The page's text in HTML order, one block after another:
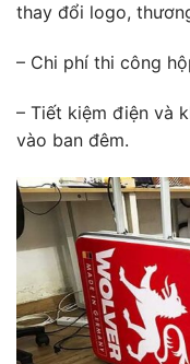
thay đổi logo,
– Chi phí thi công
– Tiết kiệm điện và
vào ban đêm.